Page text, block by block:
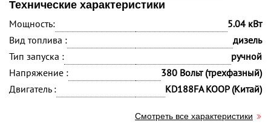
Технические характеристики
Мощность:
5.04 кВт
Вид топлива :
дизель
Тип запуска :
ручной
Напряжение :
380 Вольт (трехфазный)
Двигатель :
KD188FA KOOP (Китай)
Смотреть все характеристики